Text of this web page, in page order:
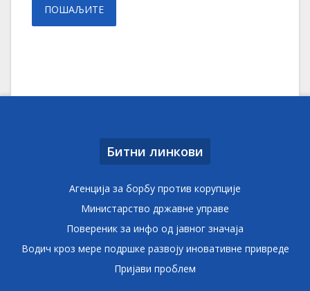
Битни линкови
Агенција за борбу против корупције
Министарство државне управе
Повереник за инфо од јавног значаја
Водич кроз мере подршке развоју иновативне привреде
Пријави проблем